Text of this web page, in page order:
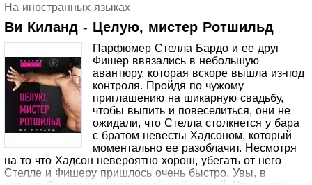
ярость. Теперь, чтобы вернуть все на свои места, ей
придется отыскать Чертова Нахала во что бы то ни
стало!Создана при участии департамента Аудиокнига
На иностранных языках
Ви Киланд - Целую, мистер Ротшильд
Парфюмер Стелла Бардо и ее друг
Фишер ввязались в небольшую
авантюру, которая вскоре вышла из-под
контроля. Пройдя по чужому
приглашению на шикарную свадьбу,
чтобы выпить и повеселиться, они не
ожидали, что Стелла столкнется у бара
с братом невесты Хадсоном, который
моментально ее разоблачит. Несмотря
на то что Хадсон невероятно хорош, убегать от него
Стелле и Фишеру пришлось очень быстро. Увы, в